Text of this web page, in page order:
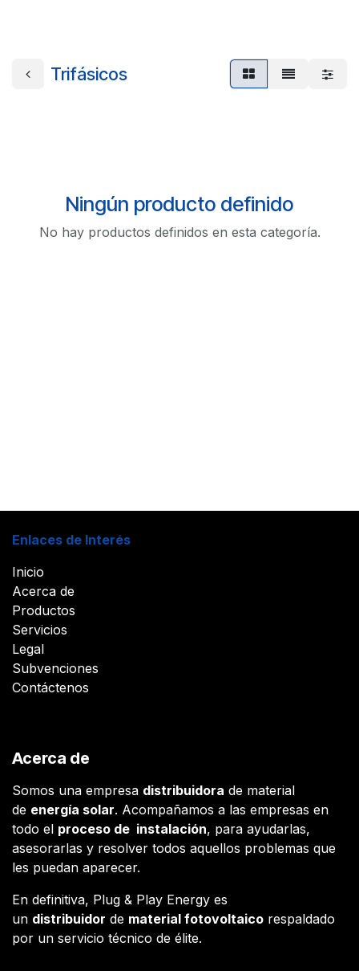
Trifásicos
Ningún producto definido
No hay productos definidos en esta categoría.
Enlaces de Interés
Inicio
Acerca de
Productos
Servicios
Legal
Subvenciones
Contáctenos
Acerca de
Somos una empresa distribuidora de material
de energía solar. Acompañamos a las empresas en
todo el proceso de instalación, para ayudarlas,
asesorarlas y resolver todos aquellos problemas que
les puedan aparecer.
En definitiva, Plug & Play Energy es
un distribuidor de material fotovoltaico respaldado
por un servicio técnico de élite.